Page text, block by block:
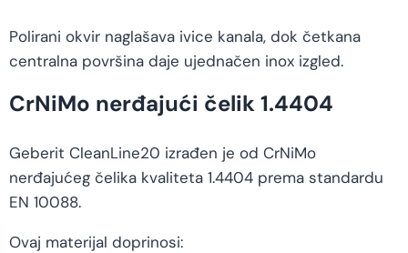
Polirani okvir naglašava ivice kanala, dok četkana
centralna površina daje ujednačen inox izgled.
CrNiMo nerđajući čelik 1.4404
Geberit CleanLine20 izrađen je od CrNiMo
nerđajućeg čelika kvaliteta 1.4404 prema standardu
EN 10088.
Ovaj materijal doprinosi: